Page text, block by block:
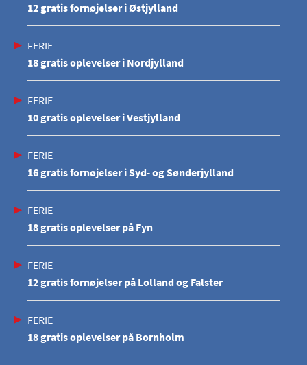
12 gratis fornøjelser i Østjylland
FERIE
18 gratis oplevelser i Nordjylland
FERIE
10 gratis oplevelser i Vestjylland
FERIE
16 gratis fornøjelser i Syd- og Sønderjylland
FERIE
18 gratis oplevelser på Fyn
FERIE
12 gratis fornøjelser på Lolland og Falster
FERIE
18 gratis oplevelser på Bornholm